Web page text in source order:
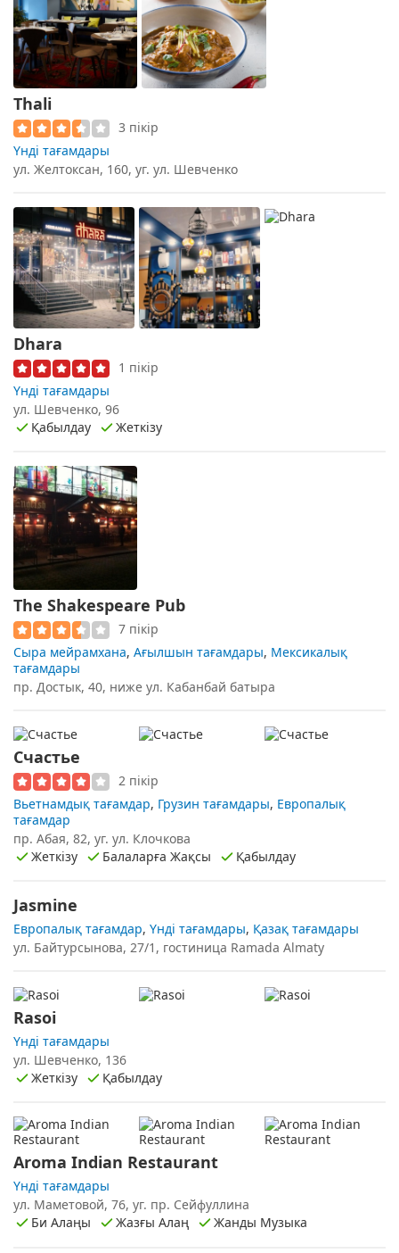
Thali
3 пікір
Үнді тағамдары
ул. Желтоксан, 160, уг. ул. Шевченко
Dhara
1 пікір
Үнді тағамдары
ул. Шевченко, 96
Қабылдау
Жеткізу
The Shakespeare Pub
7 пікір
Сыра мейрамхана, Ағылшын тағамдары, Мексикалық
тағамдары
пр. Достык, 40, ниже ул. Кабанбай батыра
Счастье
2 пікір
Вьетнамдық тағамдар, Грузин тағамдары, Европалық
тағамдар
пр. Абая, 82, уг. ул. Клочкова
Жеткізу
Балаларға Жақсы Қабылдау
Jasmine
Европалық тағамдар, Үнді тағамдары, Қазақ тағамдары
ул. Байтурсынова, 27/1, гостиница Ramada Almaty
Rasoi
Үнді тағамдары
ул. Шевченко, 136
Жеткізу
Қабылдау
Aroma Indian Restaurant
Үнді тағамдары
ул. Маметовой, 76, уг. пр. Сейфуллина
Би Алаңы
Жазғы Алаң Жанды Музыка